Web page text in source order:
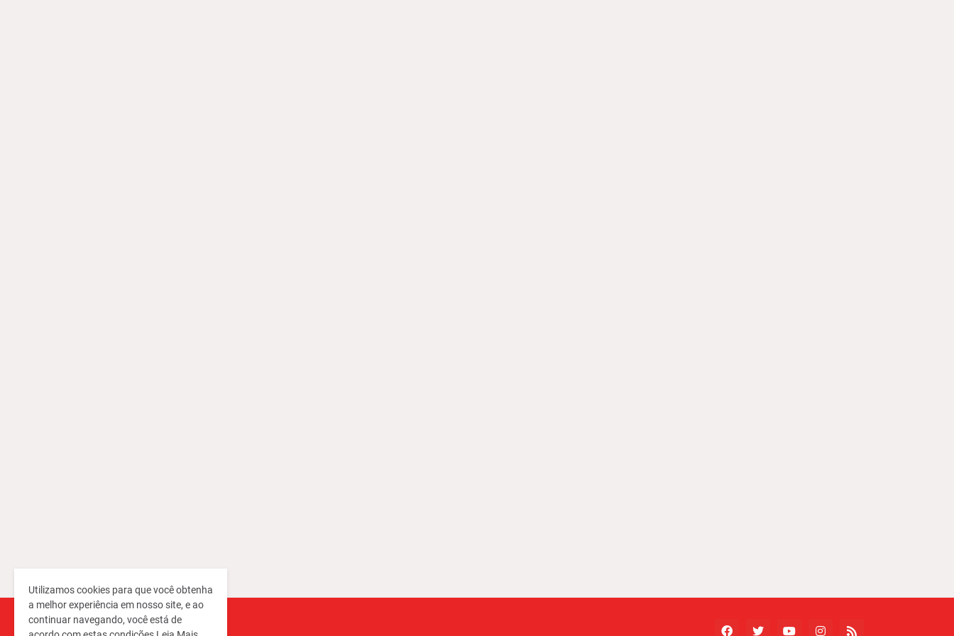
Utilizamos cookies para que você obtenha
a melhor experiência em nosso site, e ao
continuar navegando, você está de